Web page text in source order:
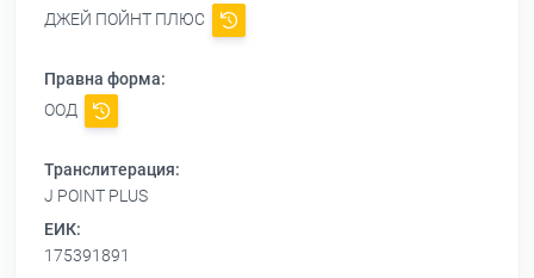
ДЖЕЙ ПОЙНТ ПЛЮС
Правна форма:
ООД
Транслитерация:
J POINT PLUS
ЕИК:
175391891